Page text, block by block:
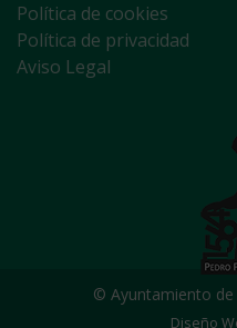
Política de cookies
Política de privacidad
Aviso Legal
© Ayuntamiento de
Diseño